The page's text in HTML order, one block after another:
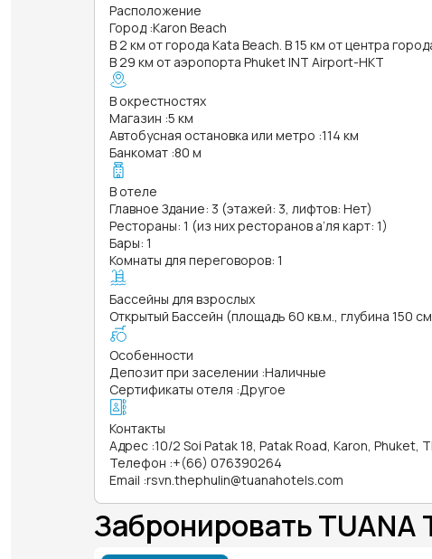
Расположение
Город :Karon Beach
В 2 км от города Kata Beach. В 15 км от центра
В 29 км от аэропорта Phuket INT Airport-HKT
В окрестностях
Магазин :5 км
Автобусная остановка или метро :114 км
Банкомат :80 м
В отеле
Главное Здание: 3 (этажей: 3, лифтов: Нет)
Рестораны: 1 (из них ресторанов а’ля карт: 1)
Бары: 1
Комнаты для переговоров: 1
Бассейны для взрослых
Открытый Бассейн (площадь 60 кв.м., глубина 150
Особенности
Депозит при заселении :Наличные
Сертификаты отеля :Другое
Контакты
Адрес :10/2 Soi Patak 18, Patak Road, Karon, Phuket,
Телефон :+(66) 076390264
Email :rsvn.thephulin@tuanahotels.com
Забронировать TUANA